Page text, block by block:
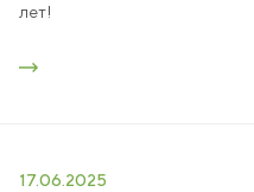
лет!
17.06.2025